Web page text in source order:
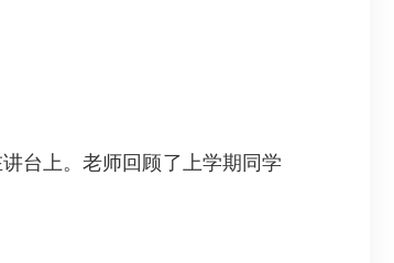
台上。老师回顾了上学期同学